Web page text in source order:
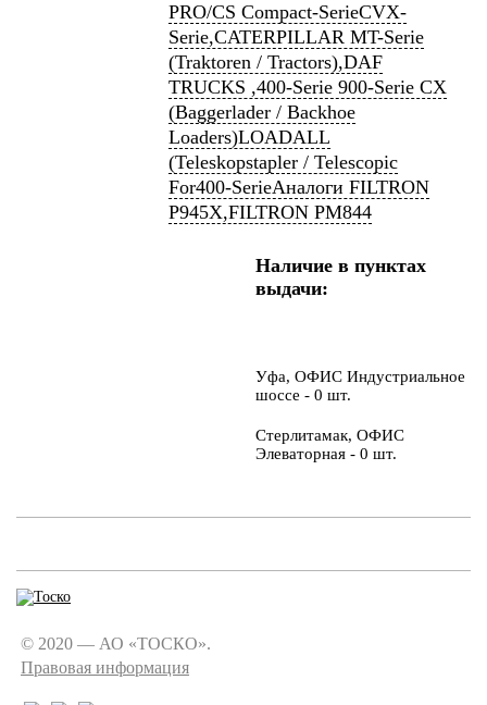
PRO/CS Compact-SerieCVX-
Serie,CATERPILLAR MT-Serie
(Traktoren / Tractors),DAF
TRUCKS ,400-Serie 900-Serie CX
(Baggerlader / Backhoe
Loaders)LOADALL
(Teleskopstapler / Telescopic
For400-SerieАналоги FILTRON
P945X,FILTRON PM844
Наличие в пунктах
выдачи:
Уфа, ОФИС Индустриальное
шоссе - 0 шт.
Стерлитамак, ОФИС
Элеваторная - 0 шт.
© 2020 — АО «ТОСКО».
Правовая информация